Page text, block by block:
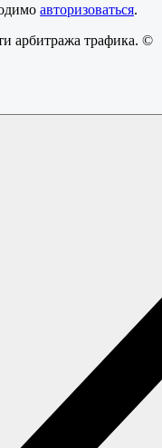
авторизоваться.
арбитража трафика. ©